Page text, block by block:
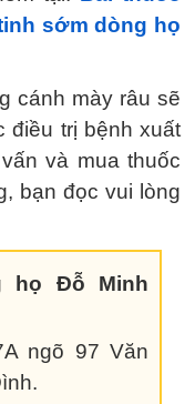
sớm dòng họ
cánh mày râu sẽ
điều trị bệnh xuất
và mua thuốc
bạn đọc vui lòng
họ Đỗ Minh
ngõ 97 Văn